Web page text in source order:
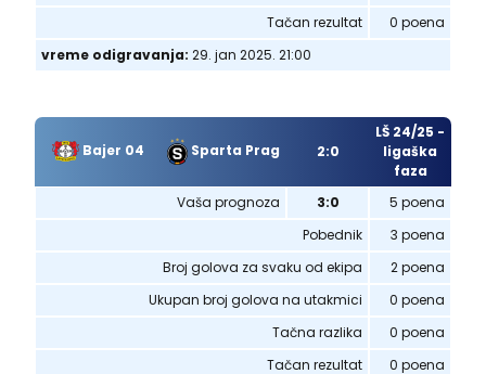
Tačan rezultat
0 poena
vreme odigravanja: 29. jan 2025. 21:00
Bajer 04 Sparta Prag 2:0
LŠ 24/25 -
ligaška
faza
Vaša prognoza
3:0
5 poena
Pobednik
3 poena
Broj golova za svaku od ekipa
2 poena
Ukupan broj golova na utakmici
0 poena
Tačna razlika
0 poena
Tačan rezultat
0 poena